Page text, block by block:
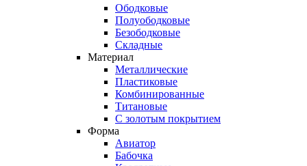
Ободковые
Полуободковые
Безободковые
Складные
Материал
Металлические
Пластиковые
Комбинированные
Титановые
С золотым покрытием
Форма
Авиатор
Бабочка